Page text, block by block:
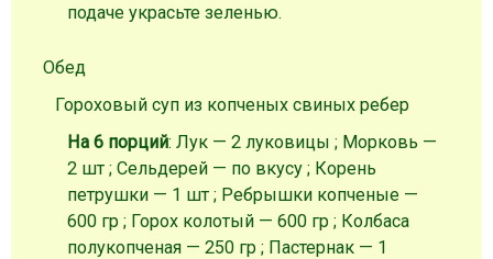
подаче украсьте зеленью.
Обед
Гороховый суп из копченых свиных ребер
На 6 порций: Лук — 2 луковицы ; Морковь —
2 шт ; Сельдерей — по вкусу ; Корень
петрушки — 1 шт ; Ребрышки копченые —
600 гр ; Горох колотый — 600 гр ; Колбаса
полукопченая — 250 гр ; Пастернак — 1